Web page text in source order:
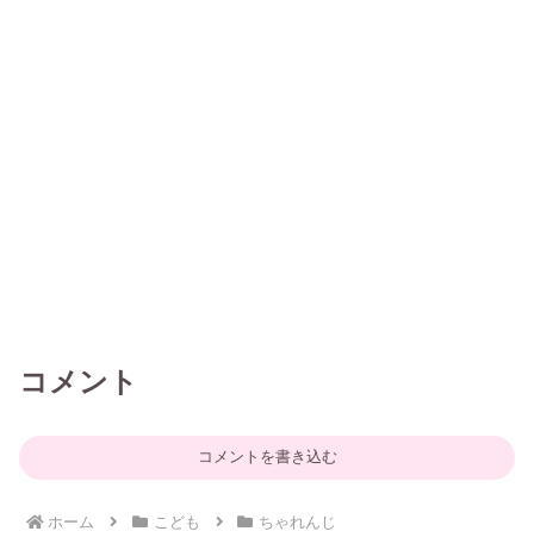
コメント
コメントを書き込む
ホーム こども ちゃれんじ